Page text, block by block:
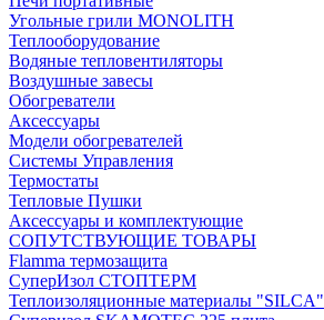
Угольные грили MONOLITH
Теплооборудование
Водяные тепловентиляторы
Воздушные завесы
Обогреватели
Аксессуары
Модели обогревателей
Системы Управления
Термостаты
Тепловые Пушки
Аксессуары и комплектующие
СОПУТСТВУЮЩИЕ ТОВАРЫ
Flamma термозащита
СуперИзол СТОПТЕРМ
Теплоизоляционные материалы "SILCA"